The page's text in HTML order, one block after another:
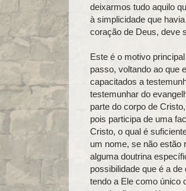
deixarmos tudo aquilo
à simplicidade que
coração de Deus, deve
Este é o motivo
passo, voltando ao que
capacitados a
testemunhar do
parte do corpo de
pois participa de uma
Cristo, o qual é
um nome, se não estão
alguma doutrina
possibilidade que é a
tendo a Ele como único